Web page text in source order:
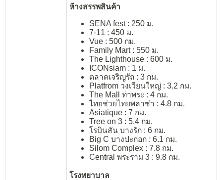
ห้างสรรพสินค้า
SENA fest : 250 ม.
7-11 : 450 ม.
Vue : 500 กม.
Family Mart : 550 ม.
The Lighthouse : 600 ม.
ICONsiam : 1 ม.
ตลาดเจริญรัถ : 3 กม.
Platfrom วงเวียนใหญ่ : 3.2 กม.
The Mall ท่าพระ : 4 กม.
ไทยช่วยไทยพลาซ่า : 4.8 กม.
Asiatique : 7 กม.
Tree on 3 : 5.4 กม.
โรบินสัน บางรัก : 6 กม.
Big C บางปะกอก : 6.1 กม.
Silom Complex : 7.8 กม.
Central พระราม 3 : 9.8 กม.
โรงพยาบาล